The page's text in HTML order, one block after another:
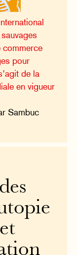
commerce
pour
de la
en vigueur
Sambuc